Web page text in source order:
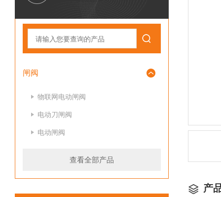
闸阀
物联网电动闸阀
电动刀闸阀
电动闸阀
查看全部产品
产